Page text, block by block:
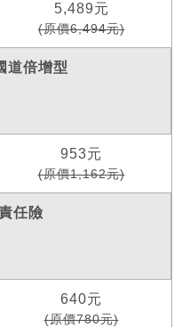
5,489元
(原價6,494元)
道倍增型
953元
(原價1,162元)
任險
640元
(原價780元)